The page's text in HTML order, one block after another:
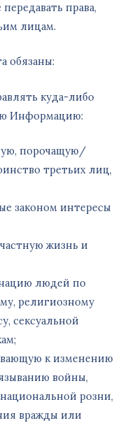
права,
лицам.
обязаны:
куда-либо
Информацию:
порочащую/
третьих лиц,
законом интересы
жизнь и
людей по
религиозному
сексуальной
к изменению
войны,
розни,
вражды или